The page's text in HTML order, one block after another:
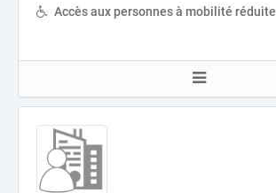
Accès aux personnes à mobilité réduite